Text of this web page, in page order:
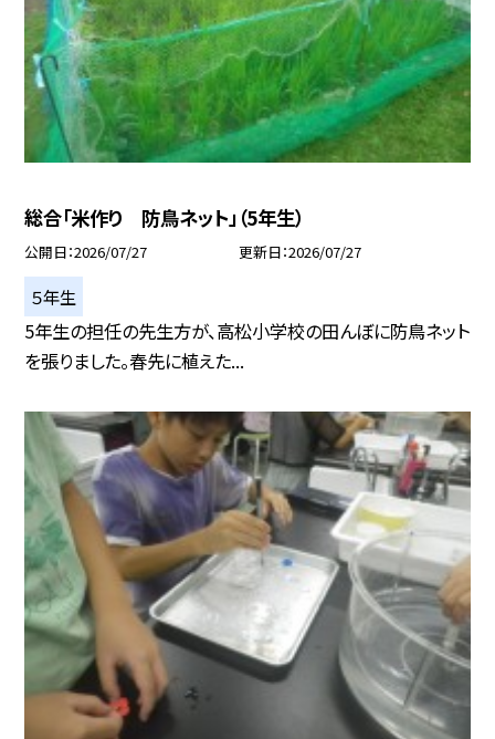
総合「米作り 防鳥ネット」（5年生）
公開日 2026/07/27 更新日 2026/07/27
５年生
5年生の担任の先生方が、高松小学校の田んぼに防鳥ネット
を張りました。春先に植えた...